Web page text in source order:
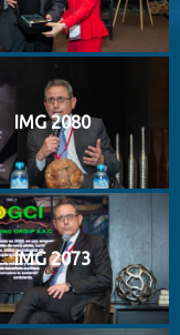
IMG 2080
IMG 2073